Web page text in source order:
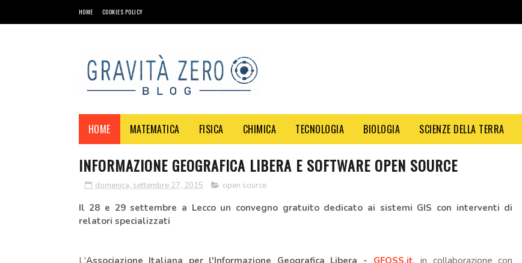
HOME COOKIES POLICY
HOME MATEMATICA FISICA CHIMICA TECNOLOGIA BIOLOGIA SCIENZE DELLA TERRA
INFORMAZIONE GEOGRAFICA LIBERA E SOFTWARE OPEN SOURCE
domenica, settembre 27, 2015 open source
Il 28 e 29 settembre a Lecco un convegno gratuito dedicato ai sistemi GIS con interventi di
relatori specializzati
L'Associazione Italiana per l'Informazione Geografica Libera - GFOSS.it, in collaborazione con